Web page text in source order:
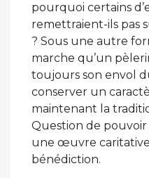
pourquoi certains
remettraient-ils pas
? Sous une autre
marche qu’un
toujours son envol
conserver un
maintenant la
Question de
une œuvre
bénédiction.